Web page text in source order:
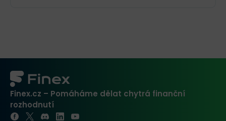
Finex.cz – Pomáháme dělat chytrá finanční
rozhodnutí